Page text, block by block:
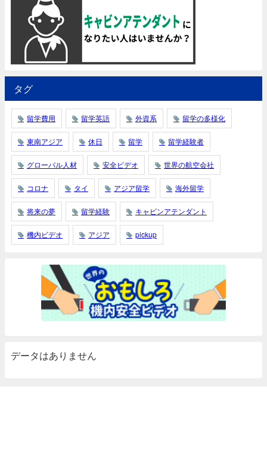
タグ
留学費用 留学英語 外資系 留学の多様化
東南アジア 休日 留学 留学経験者
グローバル人材 安全ビデオ 世界の航空会社
コロナ タイ アジア留学 海外留学
将来の夢 留学経験 キャビンアテンダント
機内ビデオ アジア pickup
データはありません